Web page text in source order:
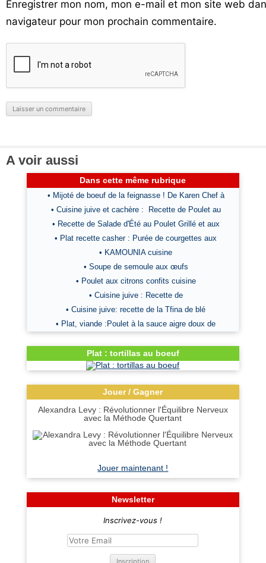
Enregistrer mon nom, mon e-mail et mon site web
navigateur pour mon prochain commentaire.
A voir aussi
Dans cette même rubrique
• Mijoté de boeuf de la feignasse ! De Karen Chef à
• Cuisine juive et cachère : Recette de Poulet au
• Recette de Salade d'Été au Poulet Grillé et aux
• Plat recette casher : Purée de courgettes aux
• KAMOUNIA cuisine
• Soupe de semoule aux œufs
• Poulet aux citrons confits cuisine
• Cuisine juive : Recette de
• Cuisine juive: recette de la Tfina de blé
• Plat, viande :Poulet à la sauce aigre doux de
Plat : tortillas au boeuf
Jouer / Gagner
Alexandra Levy : Révolutionner l'Équilibre Nerveux
avec la Méthode Quertant
Jouer maintenant !
Newsletter
Inscrivez-vous !